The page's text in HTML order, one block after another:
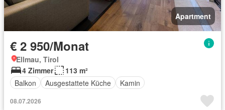
Apartment
€ 2 950/Monat
Ellmau, Tirol
4 Zimmer
113 m²
Balkon
Ausgestattete Küche Kamin
08.07.2026